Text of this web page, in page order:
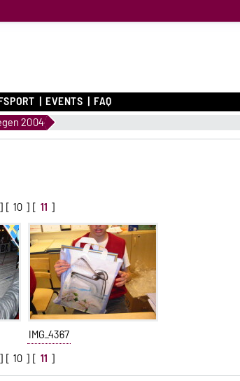
EVENTS FAQ
2004
] [ 10 ] [ 11 ]
IMG_4367
] [ 10 ] [ 11 ]